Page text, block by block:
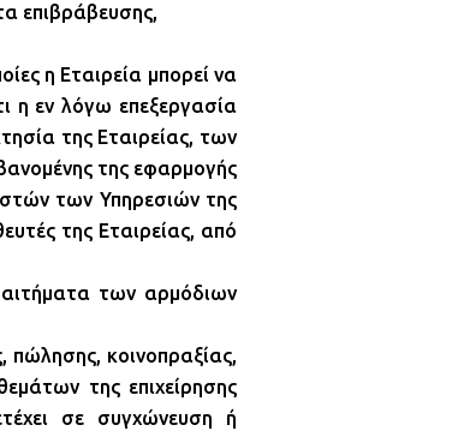
επιβράβευσης,
η Εταιρεία μπορεί να
η εν λόγω επεξεργασία
της Εταιρείας, των
της εφαρμογής
των Υπηρεσιών της
της Εταιρείας, από
αιτήματα των αρμόδιων
πώλησης, κοινοπραξίας,
της επιχείρησης
σε συγχώνευση ή